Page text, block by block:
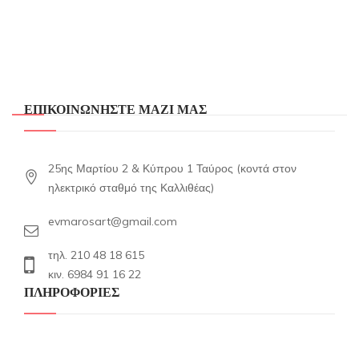
ΕΠΙΚΟΙΝΩΝΗΣΤΕ ΜΑΖΙ ΜΑΣ
25ης Μαρτίου 2 & Κύπρου 1 Ταύρος (κοντά στον
ηλεκτρικό σταθμό της Καλλιθέας)
evmarosart@gmail.com
τηλ. 210 48 18 615
κιν. 6984 91 16 22
ΠΛΗΡΟΦΟΡΙΕΣ